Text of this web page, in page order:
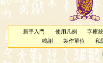
新手入門 使用凡例 字庫
鳴謝
製作單位 私
（